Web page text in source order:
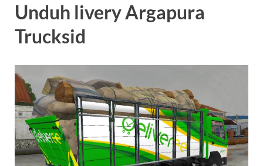
Unduh livery Argapura
Trucksid